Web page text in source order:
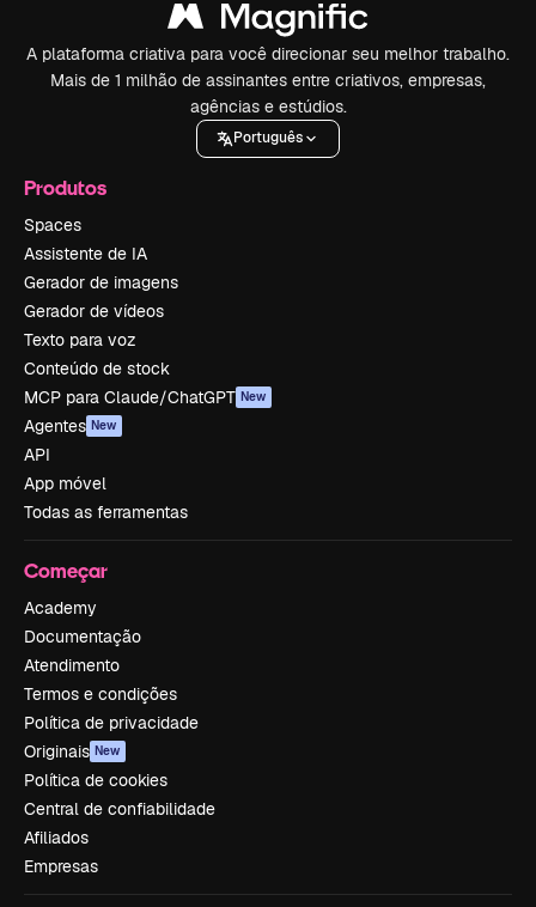
A plataforma criativa para você direcionar seu melhor trabalho.
Mais de 1 milhão de assinantes entre criativos, empresas,
agências e estúdios.
Português
Produtos
Spaces
Assistente de IA
Gerador de imagens
Gerador de vídeos
Texto para voz
Conteúdo de stock
MCP para Claude/ChatGPT New
Agentes New
API
App móvel
Todas as ferramentas
Começar
Academy
Documentação
Atendimento
Termos e condições
Política de privacidade
Originais New
Política de cookies
Central de confiabilidade
Afiliados
Empresas